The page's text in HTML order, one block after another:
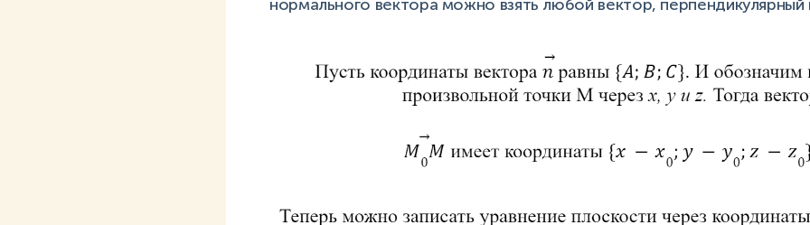
нормального вектора можно взять любой вектор, перпендикулярный